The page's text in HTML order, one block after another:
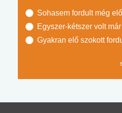
Sohasem fordult még
Egyszer-kétszer volt
Gyakran elő szokott